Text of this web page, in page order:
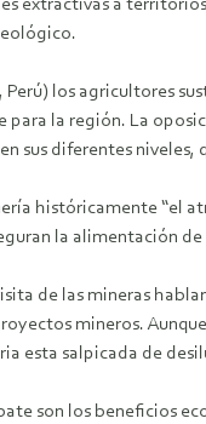
extractivas a
Perú) los agricultores
para la región. La
sus diferentes
históricamente “el
la alimentación
de las mineras
mineros.
esta salpicada de
son los beneficios